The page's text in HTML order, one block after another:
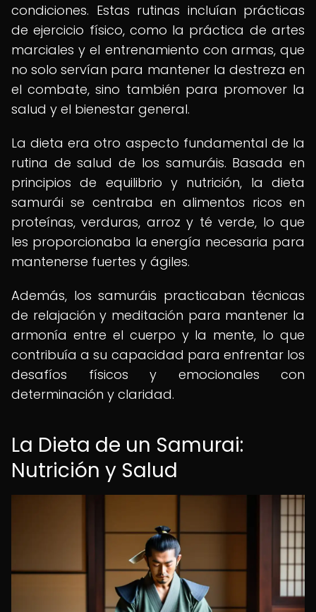
condiciones. Estas rutinas incluían prácticas
de ejercicio físico, como la práctica de artes
marciales y el entrenamiento con armas, que
no solo servían para mantener la destreza en
el combate, sino también para promover la
salud y el bienestar general.
La dieta era otro aspecto fundamental de la
rutina de salud de los samuráis. Basada en
principios de equilibrio y nutrición, la dieta
samurái se centraba en alimentos ricos en
proteínas, verduras, arroz y té verde, lo que
les proporcionaba la energía necesaria para
mantenerse fuertes y ágiles.
Además, los samuráis practicaban técnicas
de relajación y meditación para mantener la
armonía entre el cuerpo y la mente, lo que
contribuía a su capacidad para enfrentar los
desafíos físicos y emocionales con
determinación y claridad.
La Dieta de un Samurai:
Nutrición y Salud